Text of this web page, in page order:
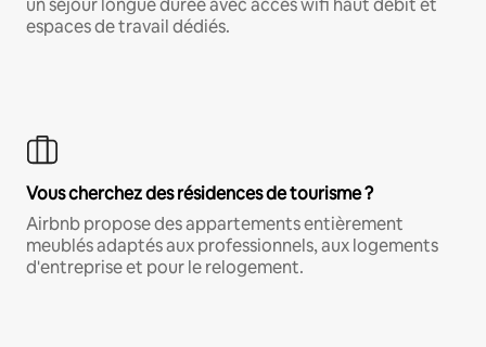
un séjour longue durée avec accès wifi haut débit et
espaces de travail dédiés.
Vous cherchez des résidences de tourisme ?
Airbnb propose des appartements entièrement
meublés adaptés aux professionnels, aux logements
d'entreprise et pour le relogement.